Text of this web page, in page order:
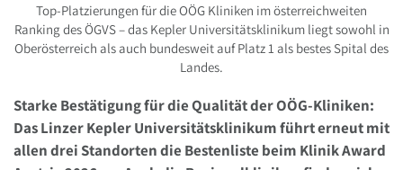
Top-Platzierungen für die OÖG Kliniken im österreichweiten
Ranking des ÖGVS – das Kepler Universitätsklinikum liegt sowohl in
Oberösterreich als auch bundesweit auf Platz 1 als bestes Spital des
Landes.
Starke Bestätigung für die Qualität der OÖG-Kliniken:
Das Linzer Kepler Universitätsklinikum führt erneut mit
allen drei Standorten die Bestenliste beim Klinik Award